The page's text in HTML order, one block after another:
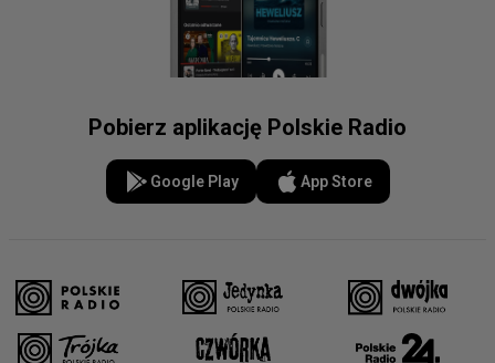
Pobierz aplikację Polskie Radio
Google Play App Store